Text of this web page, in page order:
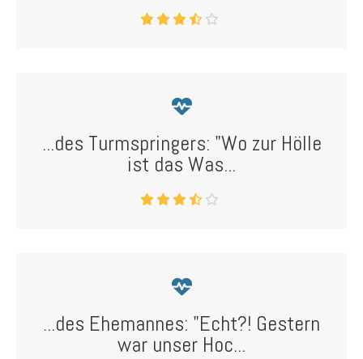
...des Turmspringers: "Wo zur Hölle
ist das Was...
...des Ehemannes: "Echt?! Gestern
war unser Hoc...